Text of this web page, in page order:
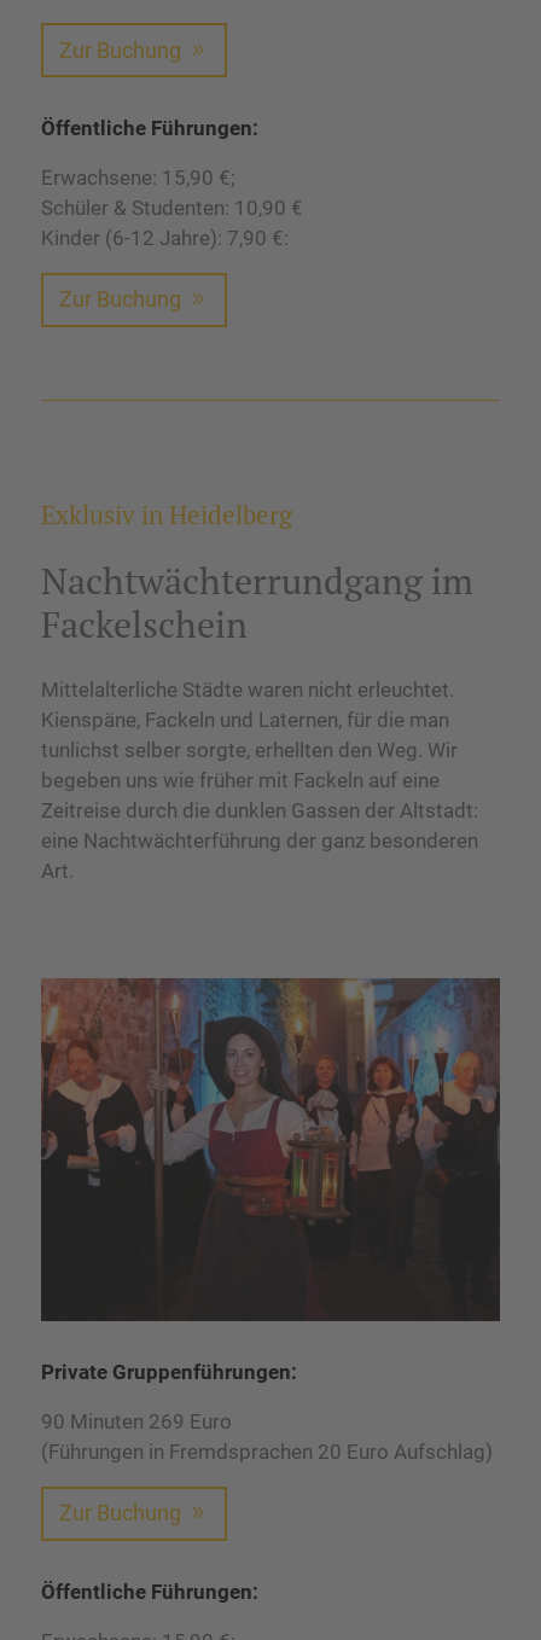
Zur Buchung
Öffentliche Führungen:
Erwachsene: 15,90 €;
Schüler & Studenten: 10,90 €
Kinder (6-12 Jahre): 7,90 €:
Zur Buchung
Exklusiv in Heidelberg
Nachtwächterrundgang im
Fackelschein
Mittelalterliche Städte waren nicht erleuchtet.
Kienspäne, Fackeln und Laternen, für die man
tunlichst selber sorgte, erhellten den Weg. Wir
begeben uns wie früher mit Fackeln auf eine
Zeitreise durch die dunklen Gassen der Altstadt:
eine Nachtwächterführung der ganz besonderen
Art.
Private Gruppenführungen:
90 Minuten 269 Euro
(Führungen in Fremdsprachen 20 Euro Aufschlag)
Zur Buchung
Öffentliche Führungen: